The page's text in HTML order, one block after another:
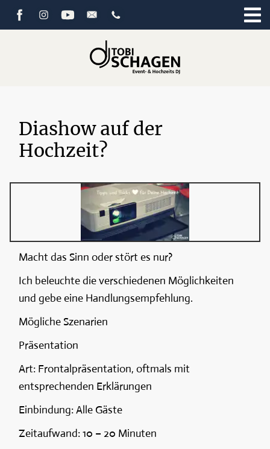
Diashow auf der
Hochzeit?
Macht das Sinn oder stört es nur?
Ich beleuchte die verschiedenen Möglichkeiten
und gebe eine Handlungsempfehlung.
Mögliche Szenarien
Präsentation
Art: Frontalpräsentation, oftmals mit
entsprechenden Erklärungen
Einbindung: Alle Gäste
Zeitaufwand: 10 – 20 Minuten